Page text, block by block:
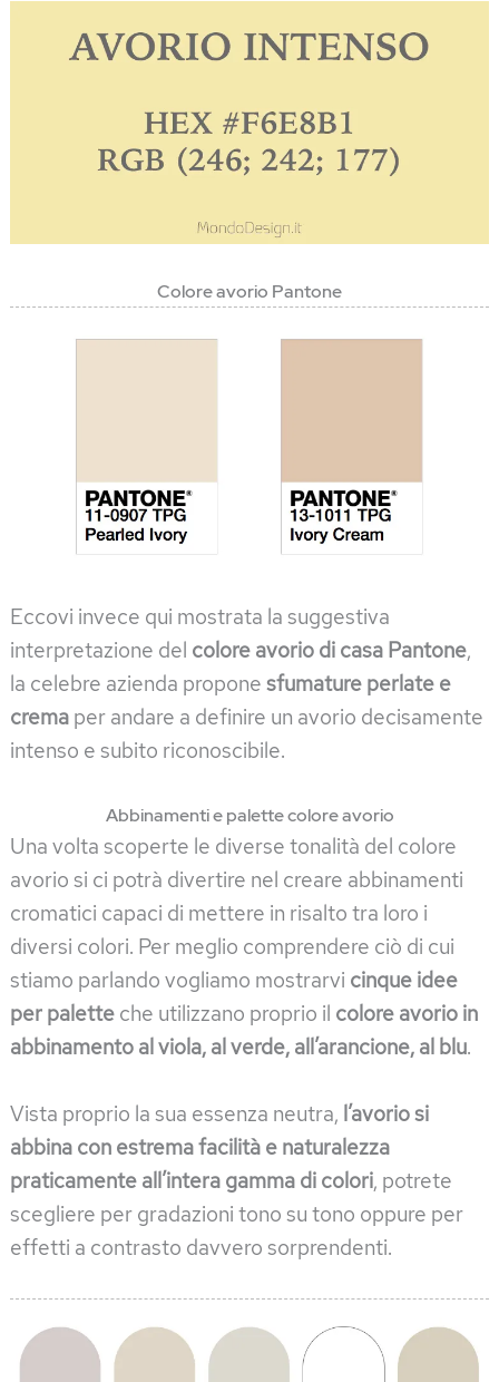
Colore avorio Pantone
Eccovi invece qui mostrata la suggestiva
interpretazione del colore avorio di casa Pantone,
la celebre azienda propone sfumature perlate e
crema per andare a definire un avorio decisamente
intenso e subito riconoscibile.
Abbinamenti e palette colore avorio
Una volta scoperte le diverse tonalità del colore
avorio si ci potrà divertire nel creare abbinamenti
cromatici capaci di mettere in risalto tra loro i
diversi colori. Per meglio comprendere ciò di cui
stiamo parlando vogliamo mostrarvi cinque idee
per palette che utilizzano proprio il colore avorio in
abbinamento al viola, al verde, all’arancione, al blu.
Vista proprio la sua essenza neutra, l’avorio si
abbina con estrema facilità e naturalezza
praticamente all’intera gamma di colori, potrete
scegliere per gradazioni tono su tono oppure per
effetti a contrasto davvero sorprendenti.